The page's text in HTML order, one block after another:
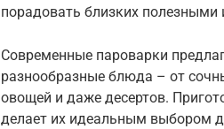
порадовать близких
Современные пароварки
разнообразные блюда – от
овощей и даже десертов.
делает их идеальным выбором